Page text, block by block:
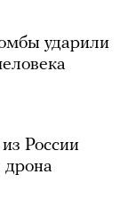
ударили
России
дрона